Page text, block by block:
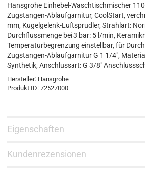
Hansgrohe Einhebel-Waschtischmischer 110
Zugstangen-Ablaufgarnitur, CoolStart,
mm, Kugelgelenk-Luftsprudler, Strahlart:
Durchflussmenge bei 3 bar: 5 l/min,
Temperaturbegrenzung einstellbar, für
Zugstangen-Ablaufgarnitur G 1 1/4",
Synthetik, Anschlussart: G 3/8"
Hersteller: Hansgrohe
Produkt ID: 72527000
Eigenschaften
Kundenrezensionen